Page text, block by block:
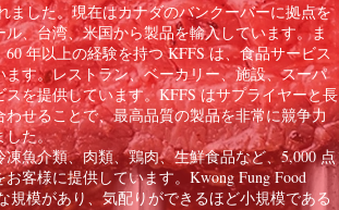
ました。現在はカナダのバンクーバーに拠点を
、台湾、米国から製品を輸入しています。ま
年以上の経験を持つ KFFS は、食品サービス
す。レストラン、ベーカリー、施設、スーパ
を提供しています。KFFS はサプライヤーと長
せることで、最高品質の製品を非常に競争力
した。
魚介類、肉類、鶏肉、生鮮食品など、5,000 点
客様に提供しています。Kwong Fung Food
規模があり、気配りができるほど小規模である